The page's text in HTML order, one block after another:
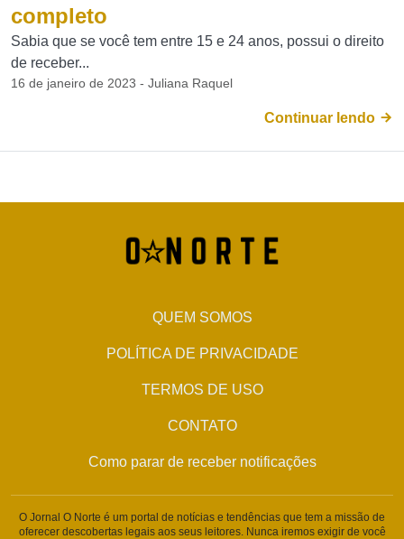
completo
Sabia que se você tem entre 15 e 24 anos, possui o direito
de receber...
16 de janeiro de 2023 - Juliana Raquel
Continuar lendo
QUEM SOMOS
POLÍTICA DE PRIVACIDADE
TERMOS DE USO
CONTATO
Como parar de receber notificações
O Jornal O Norte é um portal de notícias e tendências que tem a missão de
oferecer descobertas legais aos seus leitores. Nunca iremos exigir de você